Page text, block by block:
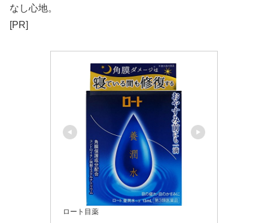
なし心地。
[PR]
ロート目薬